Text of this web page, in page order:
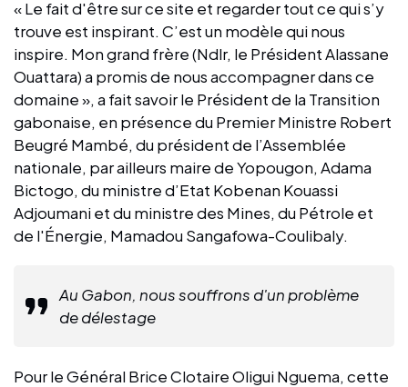
« Le fait d'être sur ce site et regarder tout ce qui s’y
trouve est inspirant. C’est un modèle qui nous
inspire. Mon grand frère (Ndlr, le Président Alassane
Ouattara) a promis de nous accompagner dans ce
domaine », a fait savoir le Président de la Transition
gabonaise, en présence du Premier Ministre Robert
Beugré Mambé, du président de l’Assemblée
nationale, par ailleurs maire de Yopougon, Adama
Bictogo, du ministre d’Etat Kobenan Kouassi
Adjoumani et du ministre des Mines, du Pétrole et
de l'Énergie, Mamadou Sangafowa-Coulibaly.
Au Gabon, nous souffrons d'un problème
de délestage
Pour le Général Brice Clotaire Oligui Nguema, cette